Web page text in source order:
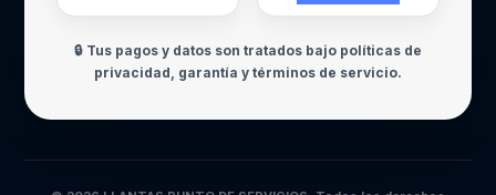
🔒 Tus pagos y datos son tratados bajo políticas de
privacidad, garantía y términos de servicio.